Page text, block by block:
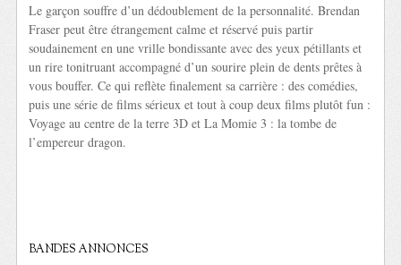
Le garçon souffre d’un dédoublement de la personnalité. Brendan
Fraser peut être étrangement calme et réservé puis partir
soudainement en une vrille bondissante avec des yeux pétillants et
un rire tonitruant accompagné d’un sourire plein de dents prêtes à
vous bouffer. Ce qui reflète finalement sa carrière : des comédies,
puis une série de films sérieux et tout à coup deux films plutôt fun :
Voyage au centre de la terre 3D et La Momie 3 : la tombe de
l’empereur dragon.
BANDES ANNONCES